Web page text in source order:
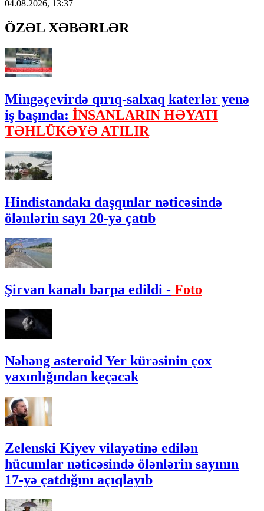
04.08.2026, 13:37
ÖZƏL XƏBƏRLƏR
Mingəçevirdə qırıq-salxaq katerlər yenə
iş başında: İNSANLARIN HƏYATI
TƏHLÜKƏYƏ ATILIR
Hindistandakı daşqınlar nəticəsində
ölənlərin sayı 20-yə çatıb
Şirvan kanalı bərpa edildi - Foto
Nəhəng asteroid Yer kürəsinin çox
yaxınlığından keçəcək
Zelenski Kiyev vilayətinə edilən
hücumlar nəticəsində ölənlərin sayının
17-yə çatdığını açıqlayıb